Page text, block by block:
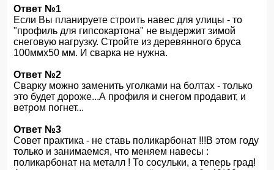
Ответ №1
Если Вы планируете строить навес для улицы - то
"профиль для гипсокартона" не выдержит зимой
снеговую нагрузку. Стройте из деревянного бруса
100ммх50 мм. И сварка не нужна.
Ответ №2
Сварку можно заменить уголками на болтах - только
это будет дороже...А профиля и снегом продавит, и
ветром погнет...
Ответ №3
Совет практика - не ставь поликарбонат !!!В этом году
только и занимаемся, что меняем навесы :
поликарбонат на металл ! То сосульки, а теперь град!